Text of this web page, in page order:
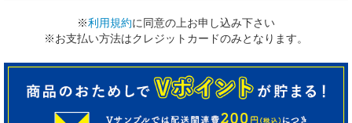
※利用規約に同意の上お申し込み下さい
※お支払い方法はクレジットカードのみとなります。